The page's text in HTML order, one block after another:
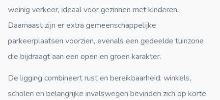
weinig verkeer, ideaal voor gezinnen met kinderen.
Daarnaast zijn er extra gemeenschappelijke
parkeerplaatsen voorzien, evenals een gedeelde tuinzone
die bijdraagt aan een open en groen karakter.
De ligging combineert rust en bereikbaarheid: winkels,
scholen en belangrijke invalswegen bevinden zich op korte